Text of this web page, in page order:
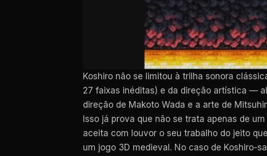
Koshiro não se limitou à trilha sonora
27 faixas inéditas) e da direção artística —
direção de Makoto Wada e a arte de
Isso já prova que não se trata apenas de
aceita com louvor o seu trabalho do jeito
um jogo 3D medieval. No caso de Koshiro-